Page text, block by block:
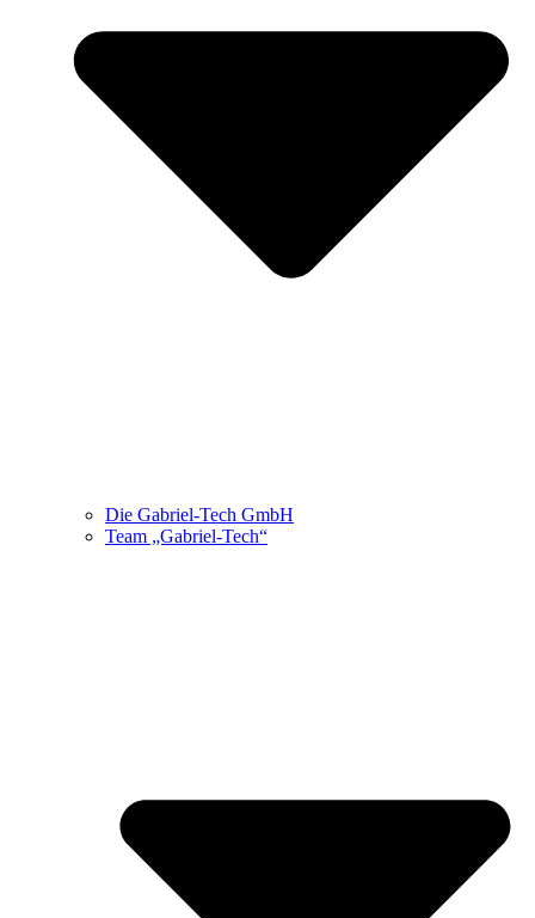
Die Gabriel-Tech GmbH
Team „Gabriel-Tech“